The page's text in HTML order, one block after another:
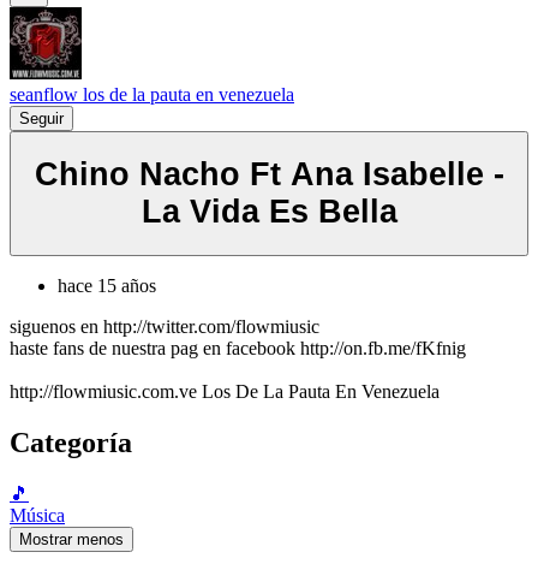
seanflow los de la pauta en venezuela
Seguir
Chino Nacho Ft Ana Isabelle -
La Vida Es Bella
hace 15 años
siguenos en http://twitter.com/flowmiusic
haste fans de nuestra pag en facebook http://on.fb.me/fKfnig
http://flowmiusic.com.ve Los De La Pauta En Venezuela
Categoría
🎵
Música
Mostrar menos